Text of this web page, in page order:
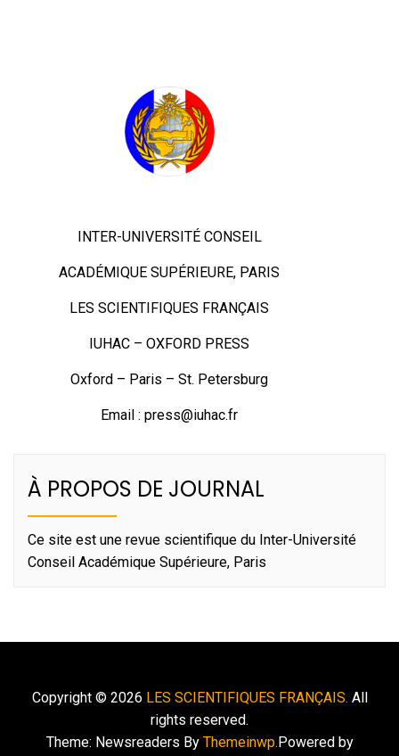
INTER-UNIVERSITÉ CONSEIL
ACADÉMIQUE SUPÉRIEURE, PARIS
LES SCIENTIFIQUES FRANÇAIS
IUHAC – OXFORD PRESS
Oxford – Paris – St. Petersburg
Email :press@iuhac.fr
À PROPOS DE JOURNAL
Ce site est une revue scientifique du Inter-Université
Conseil Académique Supérieure, Paris
Copyright © 2026 LES SCIENTIFIQUES FRANÇAIS. All
rights reserved.
Theme: Newsreaders By Themeinwp.Powered by